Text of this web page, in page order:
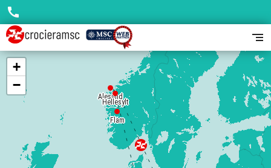
Hellesylt
Alesund
Flam
+
−
call
segment